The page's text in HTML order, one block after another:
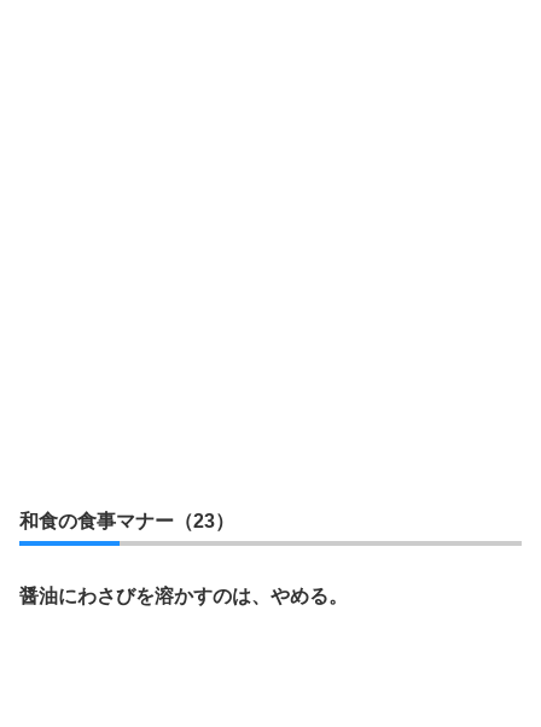
和食の食事マナー（23）
醤油にわさびを溶かすのは、やめる。